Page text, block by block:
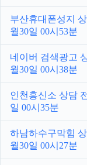
부산휴대폰성지
월30일 00시53분
네이버 검색광고
월30일 00시38분
인천흥신소 상담
일 00시35분
하남하수구막힘
월30일 00시27분